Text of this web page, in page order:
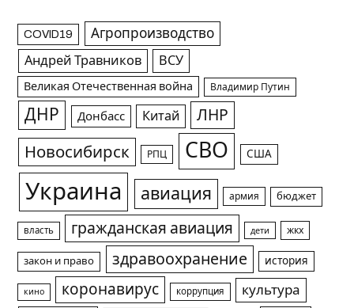
COVID19 Агропроизводство
Андрей Травников ВСУ
Великая Отечественная война Владимир Путин
ДНР Донбасс Китай ЛНР
Новосибирск РПЦ СВО США
Украина авиация армия бюджет
власть гражданская авиация дети жкх
закон и право здравоохранение история
кино коронавирус коррупция
культура